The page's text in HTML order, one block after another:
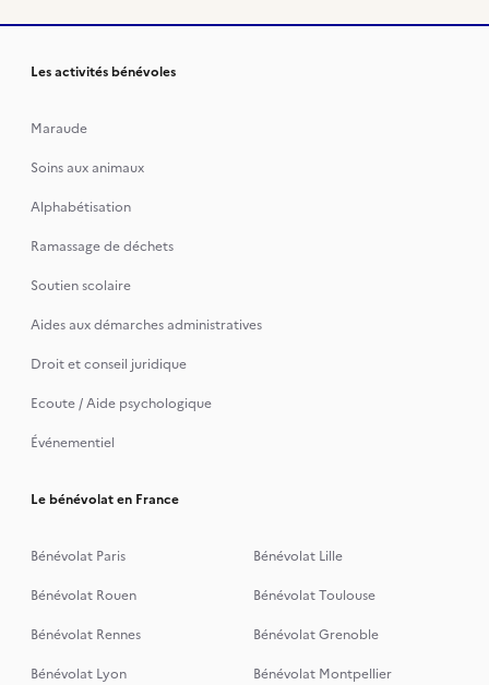
Les activités bénévoles
Maraude
Soins aux animaux
Alphabétisation
Ramassage de déchets
Soutien scolaire
Aides aux démarches administratives
Droit et conseil juridique
Ecoute / Aide psychologique
Événementiel
Le bénévolat en France
Bénévolat Paris
Bénévolat Lille
Bénévolat Rouen
Bénévolat Toulouse
Bénévolat Rennes
Bénévolat Grenoble
Bénévolat Lyon
Bénévolat Montpellier